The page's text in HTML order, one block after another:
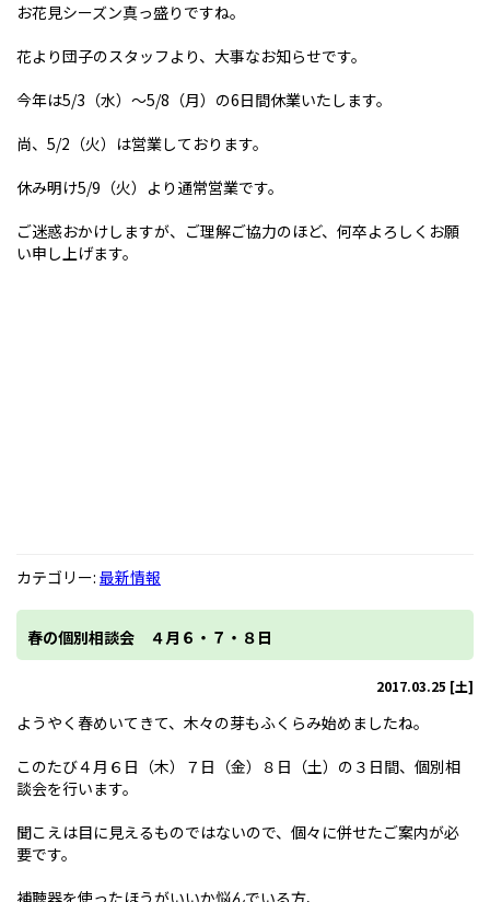
お花見シーズン真っ盛りですね。
花より団子のスタッフより、大事なお知らせです。
今年は5/3（水）～5/8（月）の6日間休業いたします。
尚、5/2（火）は営業しております。
休み明け5/9（火）より通常営業です。
ご迷惑おかけしますが、ご理解ご協力のほど、何卒よろしくお願
い申し上げます。
カテゴリー: 最新情報
春の個別相談会 ４月６・７・８日
2017.03.25 [土]
ようやく春めいてきて、木々の芽もふくらみ始めましたね。
このたび４月６日（木）７日（金）８日（土）の３日間、個別相
談会を行います。
聞こえは目に見えるものではないので、個々に併せたご案内が必
要です。
補聴器を使ったほうがいいか悩んでいる方、